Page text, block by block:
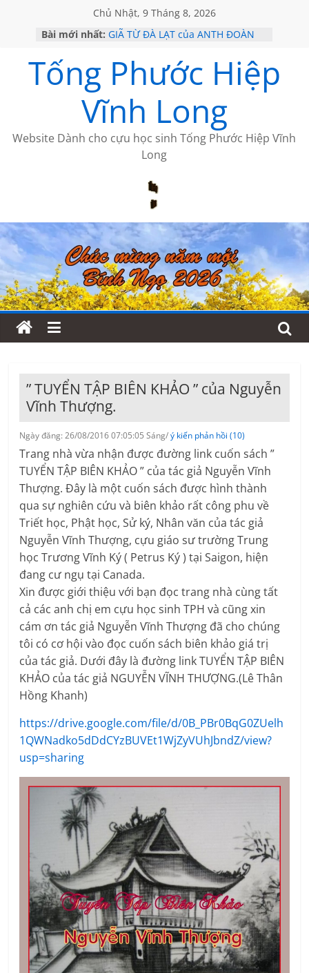
Chủ Nhật, 9 Tháng 8, 2026
Bài mới nhất: GIÃ TỪ ĐÀ LẠT của ANTH ĐOÀN
KHÔNG ĐỀ 20 CỦA THÁI LÃO
KHÔNG ĐỀ 19 CỦA THÁI LÃO
CHÙM THƠ CỦA BÍCH HÀ
Tống Phước Hiệp
Vĩnh Long
Website Dành cho cựu học sinh Tống Phước Hiệp Vĩnh
Long
” TUYỂN TẬP BIÊN KHẢO ” của Nguyễn
Vĩnh Thượng.
Ngày đăng: 26/08/2016 07:05:05 Sáng/ý kiến phản hồi (10)
Trang nhà vừa nhận được đường link cuốn sách ”
TUYỂN TẬP BIÊN KHẢO ” của tác giả Nguyễn Vĩnh
Thượng. Đây là một cuốn sách được hình thành
qua sự nghiên cứu và biên khảo rất công phu về
Triết học, Phật học, Sử ký, Nhân văn của tác giả
Nguyễn Vĩnh Thượng, cựu giáo sư trường Trung
học Trương Vĩnh Ký ( Petrus Ký ) tại Saigon, hiện
đang cư ngụ tại Canada.
Xin được giới thiệu với bạn đọc trang nhà cùng tất
cả các anh chị em cựu học sinh TPH và cũng xin
cám ơn tác giả Nguyễn Vĩnh Thượng đã cho chúng
tôi có cơ hội vào đọc cuốn sách biên khảo giá trị
của tác giả. Dưới đây là đường link TUYỂN TẬP BIÊN
KHẢO của tác giả NGUYỄN VĨNH THƯỢNG.(Lê Thân
Hồng Khanh)
https://drive.google.com/file/d/0B_PBr0BqG0ZUelh
1QWNadko5dDdCYzBUVEt1WjZyVUhJbndZ/view?
usp=sharing